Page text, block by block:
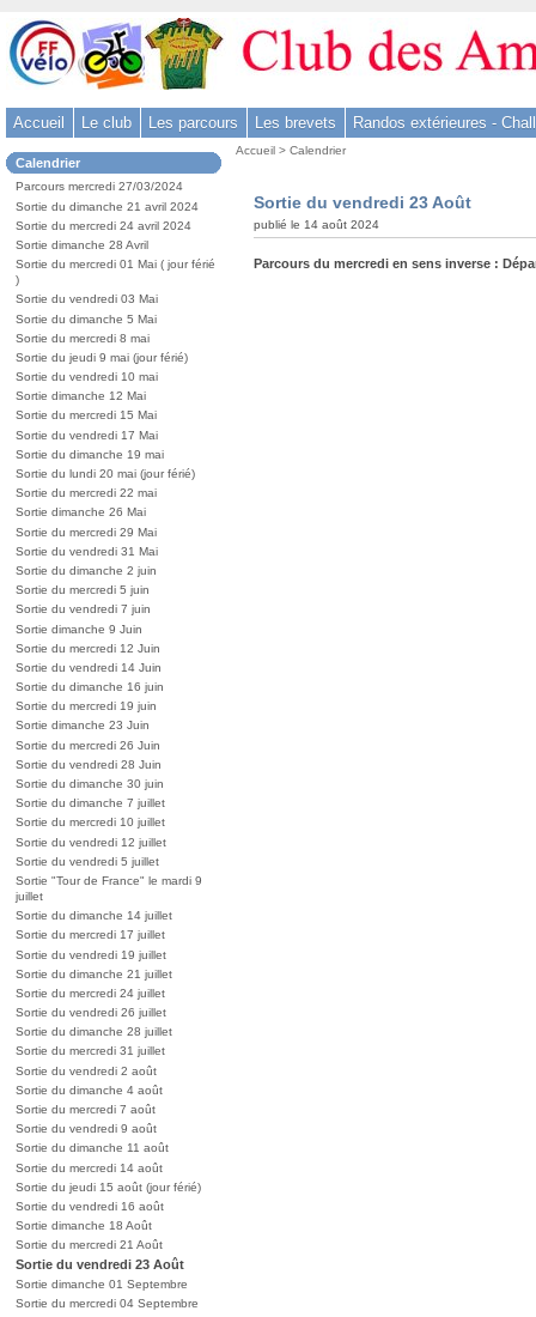
Aller
au
contenu
Aller
menu
-
Aller
à
la
recherche
Accueil Le club Les parcours Les brevets Randos extérieures -
Dans
la
rubrique
:
Calendrier
Parcours mercredi 27/03/2024
Sortie du dimanche 21 avril 2024
Sortie du mercredi 24 avril 2024
Sortie dimanche 28 Avril
Sortie du mercredi 01 Mai ( jour férié
)
Sortie du vendredi 03 Mai
Sortie du dimanche 5 Mai
Sortie du mercredi 8 mai
Sortie du jeudi 9 mai (jour férié)
Sortie du vendredi 10 mai
Sortie dimanche 12 Mai
Sortie du mercredi 15 Mai
Sortie du vendredi 17 Mai
Sortie du dimanche 19 mai
Sortie du lundi 20 mai (jour férié)
Sortie du mercredi 22 mai
Sortie dimanche 26 Mai
Sortie du mercredi 29 Mai
Sortie du vendredi 31 Mai
Sortie du dimanche 2 juin
Sortie du mercredi 5 juin
Sortie du vendredi 7 juin
Sortie dimanche 9 Juin
Sortie du mercredi 12 Juin
Sortie du vendredi 14 Juin
Sortie du dimanche 16 juin
Sortie du mercredi 19 juin
Sortie dimanche 23 Juin
Sortie du mercredi 26 Juin
Sortie du vendredi 28 Juin
Sortie du dimanche 30 juin
Sortie du dimanche 7 juillet
Sortie du mercredi 10 juillet
Sortie du vendredi 12 juillet
Sortie du vendredi 5 juillet
Sortie "Tour de France" le mardi 9
juillet
Sortie du dimanche 14 juillet
Sortie du mercredi 17 juillet
Sortie du vendredi 19 juillet
Sortie du dimanche 21 juillet
Sortie du mercredi 24 juillet
Sortie du vendredi 26 juillet
Sortie du dimanche 28 juillet
Sortie du mercredi 31 juillet
Sortie du vendredi 2 août
Sortie du dimanche 4 août
Sortie du mercredi 7 août
Sortie du vendredi 9 août
Sortie du dimanche 11 août
Sortie du mercredi 14 août
Sortie du jeudi 15 août (jour férié)
Sortie du vendredi 16 août
Sortie dimanche 18 Août
Sortie du mercredi 21 Août
Sortie du vendredi 23 Août
Sortie dimanche 01 Septembre
Sortie du mercredi 04 Septembre
Vous
Accueil >Calendrier
Sortie du vendredi 23 Août
publié le 14 août 2024
Parcours du mercredi en sens inverse :